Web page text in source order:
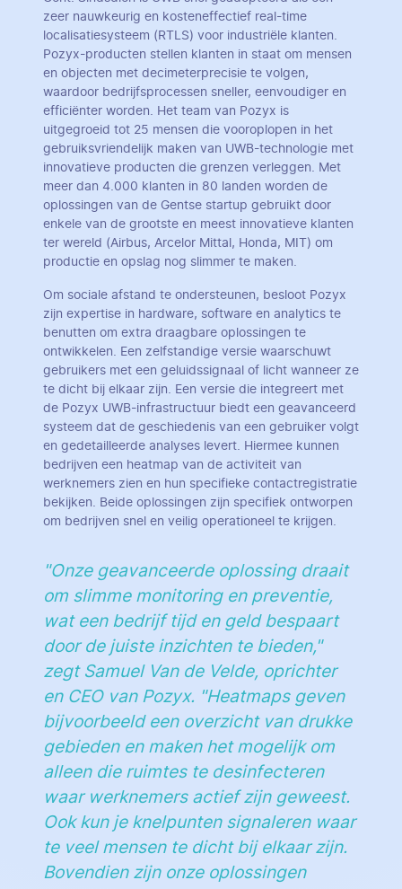
zeer nauwkeurig en kosteneffectief real-time
localisatiesysteem (RTLS) voor industriële klanten.
Pozyx-producten stellen klanten in staat om mensen
en objecten met decimeterprecisie te volgen,
waardoor bedrijfsprocessen sneller, eenvoudiger en
efficiënter worden. Het team van Pozyx is
uitgegroeid tot 25 mensen die vooroplopen in het
gebruiksvriendelijk maken van UWB-technologie met
innovatieve producten die grenzen verleggen. Met
meer dan 4.000 klanten in 80 landen worden de
oplossingen van de Gentse startup gebruikt door
enkele van de grootste en meest innovatieve klanten
ter wereld (Airbus, Arcelor Mittal, Honda, MIT) om
productie en opslag nog slimmer te maken.
Om sociale afstand te ondersteunen, besloot Pozyx
zijn expertise in hardware, software en analytics te
benutten om extra draagbare oplossingen te
ontwikkelen. Een zelfstandige versie waarschuwt
gebruikers met een geluidssignaal of licht wanneer ze
te dicht bij elkaar zijn. Een versie die integreert met
de Pozyx UWB-infrastructuur biedt een geavanceerd
systeem dat de geschiedenis van een gebruiker volgt
en gedetailleerde analyses levert. Hiermee kunnen
bedrijven een heatmap van de activiteit van
werknemers zien en hun specifieke contactregistratie
bekijken. Beide oplossingen zijn specifiek ontworpen
om bedrijven snel en veilig operationeel te krijgen.
"Onze geavanceerde oplossing draait
om slimme monitoring en preventie,
wat een bedrijf tijd en geld bespaart
door de juiste inzichten te bieden,"
zegt Samuel Van de Velde, oprichter
en CEO van Pozyx. "Heatmaps geven
bijvoorbeeld een overzicht van drukke
gebieden en maken het mogelijk om
alleen die ruimtes te desinfecteren
waar werknemers actief zijn geweest.
Ook kun je knelpunten signaleren waar
te veel mensen te dicht bij elkaar zijn.
Bovendien zijn onze oplossingen